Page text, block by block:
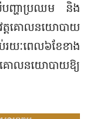
បញ្ហាប្រឈម និង
ត្តគោលនយោបាយ
យៈពេល៦ខែខាង
ៃគោ​លនយោបាយឱ្យ